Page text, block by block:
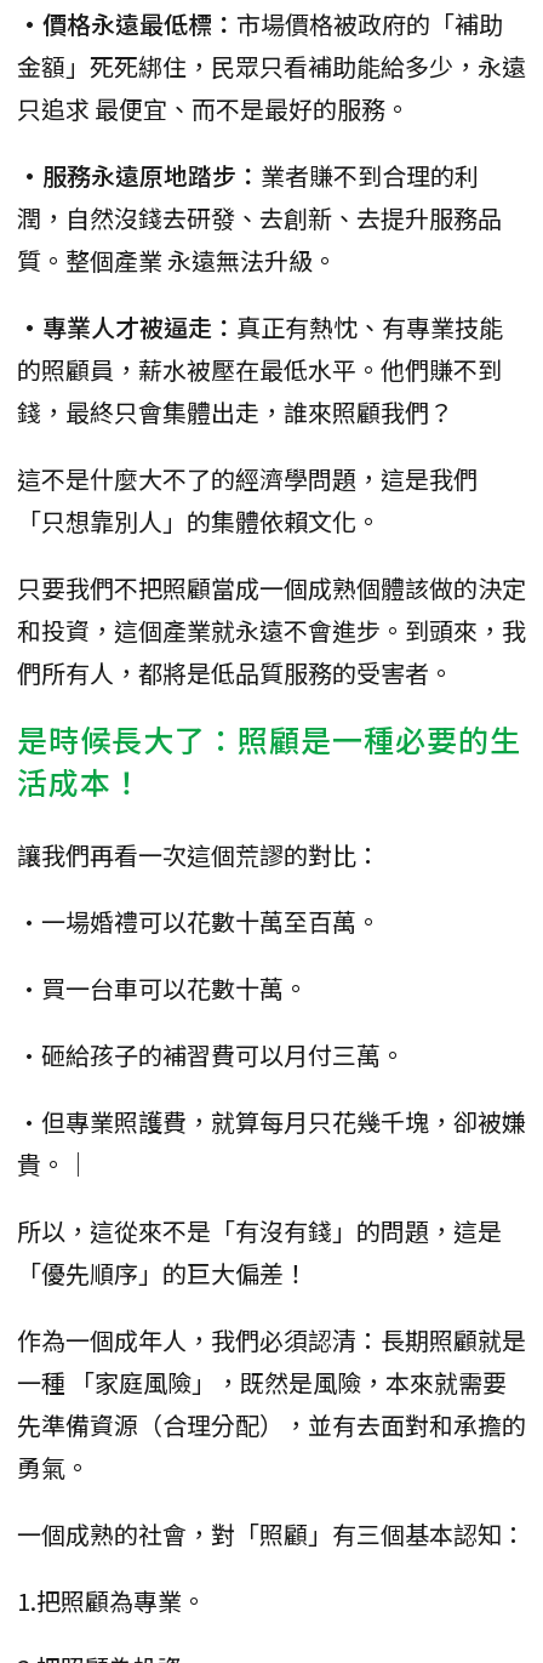
•價格永遠最低標： 市場價格被政府的「補助
金額」死死綁住，民眾只看補助能給多少，永遠
只追求 最便宜、而不是最好的服務。
•服務永遠原地踏步： 業者賺不到合理的利
潤，自然沒錢去研發、去創新、去提升服務品
質。整個產業 永遠無法升級。
•專業人才被逼走： 真正有熱忱、有專業技能
的照顧員，薪水被壓在最低水平。他們賺不到
錢，最終只會集體出走，誰來照顧我們？
這不是什麼大不了的經濟學問題，這是我們
「只想靠別人」的集體依賴文化。
只要我們不把照顧當成一個成熟個體該做的決定
和投資，這個產業就永遠不會進步。到頭來，我
們所有人，都將是低品質服務的受害者。
是時候長大了：照顧是一種必要的生
活成本！
讓我們再看一次這個荒謬的對比：
•一場婚禮可以花數十萬至百萬。
•買一台車可以花數十萬。
•砸給孩子的補習費可以月付三萬。
•但專業照護費，就算每月只花幾千塊，卻被嫌
貴。｜
所以，這從來不是「有沒有錢」的問題，這是
「優先順序」的巨大偏差！
作為一個成年人，我們必須認清：長期照顧就是
一種 「家庭風險」，既然是風險，本來就需要
先準備資源（合理分配），並有去面對和承擔的
勇氣。
一個成熟的社會，對「照顧」有三個基本認知：
1.把照顧為專業。